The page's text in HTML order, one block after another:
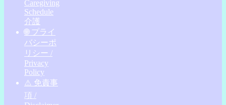
Caregiving
Schedule
介護
🌐 プライ
バシーポ
リシー /
Privacy
Policy
⚠️ 免責事
項 /